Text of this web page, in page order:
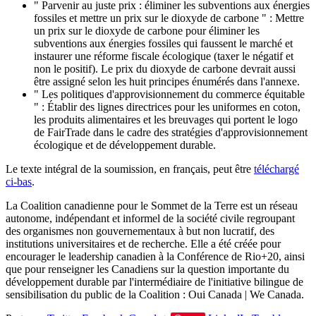
" Parvenir au juste prix : éliminer les subventions aux énergies
fossiles et mettre un prix sur le dioxyde de carbone " : Mettre
un prix sur le dioxyde de carbone pour éliminer les
subventions aux énergies fossiles qui faussent le marché et
instaurer une réforme fiscale écologique (taxer le négatif et
non le positif). Le prix du dioxyde de carbone devrait aussi
être assigné selon les huit principes énumérés dans l'annexe.
" Les politiques d'approvisionnement du commerce équitable
" : Établir des lignes directrices pour les uniformes en coton,
les produits alimentaires et les breuvages qui portent le logo
de FairTrade dans le cadre des stratégies d'approvisionnement
écologique et de développement durable.
Le texte intégral de la soumission, en français, peut être téléchargé
ci-bas.
La Coalition canadienne pour le Sommet de la Terre est un réseau
autonome, indépendant et informel de la société civile regroupant
des organismes non gouvernementaux à but non lucratif, des
institutions universitaires et de recherche. Elle a été créée pour
encourager le leadership canadien à la Conférence de Rio+20, ainsi
que pour renseigner les Canadiens sur la question importante du
développement durable par l'intermédiaire de l'initiative bilingue de
sensibilisation du public de la Coalition : Oui Canada | We Canada.